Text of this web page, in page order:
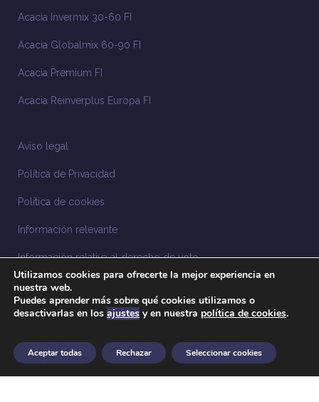
Acacia Invermix 30-60 FI
Acacia Globalmix 60-90 FI
Acacia Premium FI
Acacia Reinverplus Europa FI
Aviso legal
Política de Privacidad
Política de cookies
Información relevante
Información relativa al derecho de voto
Información relacionada con la sostenibilidad
Sistema Interno de Información
Anuncios legales
Utilizamos cookies para ofrecerte la mejor experiencia en
nuestra web.
Puedes aprender más sobre qué cookies utilizamos o
desactivarlas en los ajustes y en nuestra política de cookies.
Aceptar todas Rechazar Seleccionar cookies